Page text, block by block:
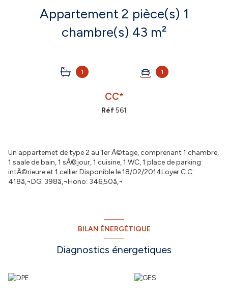
Appartement 2 pièce(s) 1
chambre(s) 43 m²
1 1
CC*
Réf561
Un appartemet de type 2 au 1er Ã©tage, comprenant 1 chambre,
1 saale de bain, 1 sÃ©jour, 1 cuisine, 1 WC, 1 place de parking
intÃ©rieure et 1 cellier.Disponible le 18/02/2014Loyer C.C:
418â‚¬DG: 398â‚¬Hono: 346,50â‚¬
BILAN ÉNERGÉTIQUE
Diagnostics énergetiques